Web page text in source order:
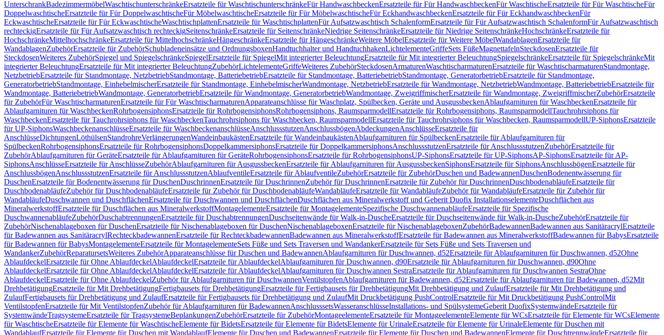
UnterschrankBadezimmermöbelWaschtischunterschränkeErsatzteile für WaschtischunterschränkeFür HandwaschbeckenErsatzteile für Für HandwaschbeckenFür WaschtischeErsatzteile für Für WaschtischeFür
DoppelwaschtischeErsatzteile für Für DoppelwaschtischeFür MöbelwaschtischeErsatzteile für Für MöbelwaschtischeFür EckhandwaschbeckenErsatzteile für Für EckhandwaschbeckenFür
EckwaschtischeErsatzteile für Für EckwaschtischeWaschtischplattenErsatzteile für WaschtischplattenFür Aufsatzwaschtisch SchalenformErsatzteile für Für Aufsatzwaschtisch SchalenformFür Aufsatzwaschtisch
rechteckigErsatzteile für Für Aufsatzwaschtisch rechteckigSeitenschränkeErsatzteile für SeitenschränkeNiedrige SeitenschränkeErsatzteile für Niedrige SeitenschränkeHochschränkeErsatzteile für
HochschränkeMittelhochschränkeErsatzteile für MittelhochschränkeHängeschränkeErsatzteile für HängeschränkeWeitere MöbelErsatzteile für Weitere MöbelWandablagenErsatzteile für
WandablagenZubehörErsatzteile für ZubehörSchubladeneinsätze und OrdnungsboxenHandtuchhalter und HandtuchhakenLichtelementeGriffeSets FüßeMagnettafelnSteckdosenErsatzteile für
SteckdosenWeiteres ZubehörSpiegel und SpiegelschränkeSpiegelErsatzteile für SpiegelMit integrierter BeleuchtungErsatzteile für Mit integrierter BeleuchtungSpiegelschränkeErsatzteile für SpiegelschränkeMit
integrierter BeleuchtungErsatzteile für Mit integrierter BeleuchtungZubehörLichtelementeGriffeWeiteres ZubehörSteckdosenArmaturenWaschtischarmaturenErsatzteile für WaschtischarmaturenStandmontage,
NetzbetriebErsatzteile für Standmontage, NetzbetriebStandmontage, BatteriebetriebErsatzteile für Standmontage, BatteriebetriebStandmontage, GeneratorbetriebErsatzteile für Standmontage,
GeneratorbetriebStandmontage, EinhebelmischerErsatzteile für Standmontage, EinhebelmischerWandmontage, NetzbetriebErsatzteile für Wandmontage, NetzbetriebWandmontage, BatteriebetriebErsatzteile für
Wandmontage, BatteriebetriebWandmontage, GeneratorbetriebErsatzteile für Wandmontage, GeneratorbetriebWandmontage, ZweigriffmischerErsatzteile für Wandmontage, ZweigriffmischerZubehörErsatzteile
für ZubehörFür WaschtischarmaturenErsatzteile für Für WaschtischarmaturenApparateanschlüsse für Waschplatz, Spülbecken, Geräte und AusgussbeckenAblaufgarnituren für WaschbeckenErsatzteile für
Ablaufgarnituren für WaschbeckenRohrbogensiphonsErsatzteile für RohrbogensiphonsRohrbogensiphons, RaumsparmodellErsatzteile für Rohrbogensiphons, RaumsparmodellTauchrohrsiphons für
WaschbeckenErsatzteile für Tauchrohrsiphons für WaschbeckenTauchrohrsiphons für Waschbecken, RaumsparmodellErsatzteile für Tauchrohrsiphons für Waschbecken, RaumsparmodellUP-SiphonsErsatzteile
für UP-SiphonsWaschbeckenanschlüsseErsatzteile für WaschbeckenanschlüsseAnschlussstutzenAnschlussbögenAbdeckungenAnschlüsseErsatzteile für
AnschlüsseDichtungenLöthülsenStandrohreVerlängerungenWandeinbaukästenErsatzteile für WandeinbaukästenAblaufgarnituren für SpülbeckenErsatzteile für Ablaufgarnituren für
SpülbeckenRohrbogensiphonsErsatzteile für RohrbogensiphonsDoppelkammersiphonsErsatzteile für DoppelkammersiphonsAnschlussstutzenErsatzteile für AnschlussstutzenZubehörErsatzteile für
ZubehörAblaufgarnituren für GeräteErsatzteile für Ablaufgarnituren für GeräteRohrbogensiphonsErsatzteile für RohrbogensiphonsUP-SiphonsErsatzteile für UP-SiphonsAP-SiphonsErsatzteile für AP-
SiphonsAnschlüsseErsatzteile für AnschlüsseZubehörAblaufgarnituren für AusgussbeckenErsatzteile für Ablaufgarnituren für AusgussbeckenSiphonsErsatzteile für SiphonsAnschlussbögenErsatzteile für
AnschlussbögenAnschlussstutzenErsatzteile für AnschlussstutzenAblaufventileErsatzteile für AblaufventileZubehörErsatzteile für ZubehörDuschen und BadewannenDuschenBodenentwässerung für
DuschenErsatzteile für Bodenentwässerung für DuschenDuschrinnenErsatzteile für DuschrinnenZubehör für DuschrinnenErsatzteile für Zubehör für DuschrinnenDuschbodenabläufeErsatzteile für
DuschbodenabläufeZubehör für DuschbodenabläufeErsatzteile für Zubehör für DuschbodenabläufeWandabläufeErsatzteile für WandabläufeZubehör für WandabläufeErsatzteile für Zubehör für
WandabläufeDuschwannen und DuschflächenErsatzteile für Duschwannen und DuschflächenDuschflächen aus Mineralwerkstoff und Geberit Duofix InstallationselementeDuschflächen aus
MineralwerkstoffErsatzteile für Duschflächen aus MineralwerkstoffMontagelementeErsatzteile für MontagelementeSpezifische DuschwannenabläufeErsatzteile für Spezifische
DuschwannenabläufeZubehörDuschabtrennungenErsatzteile für DuschabtrennungenDuschseitenwände für Walk-in-DuscheErsatzteile für Duschseitenwände für Walk-in-DuscheZubehörErsatzteile für
ZubehörNischenablageboxen für DuschenErsatzteile für Nischenablageboxen für DuschenNischenablageboxenErsatzteile für NischenablageboxenZubehörBadewannenBadewannen aus SanitäracrylErsatzteile
für Badewannen aus SanitäracrylRechteckbadewannenErsatzteile für RechteckbadewannenBadewannen aus MineralwerkstoffErsatzteile für Badewannen aus MineralwerkstoffBadewannen für BabysErsatzteile
für Badewannen für BabysMontagelementeErsatzteile für MontagelementeSets Füße und Sets Traversen und WandankerErsatzteile für Sets Füße und Sets Traversen und
WandankerZubehörReparatursetsWeiteres ZubehörApparateanschlüsse für Duschen und BadewannenAblaufgarnituren für Duschwannen, d52Ersatzteile für Ablaufgarnituren für Duschwannen, d52Ohne
AblaufdeckelErsatzteile für Ohne AblaufdeckelAblaufdeckelErsatzteile für AblaufdeckelAblaufgarnituren für Duschwannen, d90Ersatzteile für Ablaufgarnituren für Duschwannen, d90Ohne
AblaufdeckelErsatzteile für Ohne AblaufdeckelAblaufdeckelErsatzteile für AblaufdeckelAblaufgarnituren für Duschwannen SestraErsatzteile für Ablaufgarnituren für Duschwannen SestraOhne
AblaufdeckelErsatzteile für Ohne AblaufdeckelZubehör für Ablaufgarnituren für DuschwannenVentilstopfenAblaufgarnituren für Badewannen, d52Ersatzteile für Ablaufgarnituren für Badewannen, d52Mit
DrehbetätigungErsatzteile für Mit DrehbetätigungFertigbausets für DrehbetätigungErsatzteile für Fertigbausets für DrehbetätigungMit Drehbetätigung und ZulaufErsatzteile für Mit Drehbetätigung und
ZulaufFertigbausets für Drehbetätigung und ZulaufErsatzteile für Fertigbausets für Drehbetätigung und ZulaufMit Druckbetätigung PushControlErsatzteile für Mit Druckbetätigung PushControlMit
VentilstopfenErsatzteile für Mit VentilstopfenZubehör für Ablaufgarnituren für BadewannenAnschlusssetsWasseranschlüsseInstallations- und SpülsystemeGeberit DuofixSystemwändeErsatzteile für
SystemwändeTragsystemeErsatzteile für TragsystemeBeplankungenZubehörErsatzteile für ZubehörMontageelementeErsatzteile für MontageelementeElemente für WCsErsatzteile für Elemente für WCsElemente
für WaschtischeErsatzteile für Elemente für WaschtischeElemente für BidetsErsatzteile für Elemente für BidetsElemente für UrinaleErsatzteile für Elemente für UrinaleElemente für Duschen mit
WandablaufErsatzteile für Elemente für Duschen mit WandablaufElemente für Duschen und BadewannenErsatzteile für Elemente für Duschen und BadewannenElemente für DuschtrennwändeErsatzteile für